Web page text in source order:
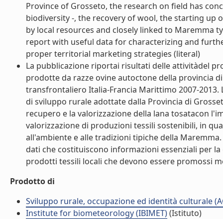
Province of Grosseto, the research on field has
biodiversity -, the recovery of wool, the starting up
by local resources and closely linked to Maremma
report with useful data for characterizing and
proper territorial marketing strategies (literal)
La pubblicazione riportai risultati delle attivitàdel
prodotte da razze ovine autoctone della provincia
transfrontaliero Italia-Francia Marittimo 2007-
di sviluppo rurale adottate dalla Provincia di
recupero e la valorizzazione della lana tosatacon
valorizzazione di produzioni tessili sostenibili, in
all'ambiente e alle tradizioni tipiche della
dati che costituiscono informazioni essenziali per
prodotti tessili locali che devono essere promossi
Prodotto di
Sviluppo rurale, occupazione ed identità culturale
Institute for biometeorology (IBIMET)(Istituto)